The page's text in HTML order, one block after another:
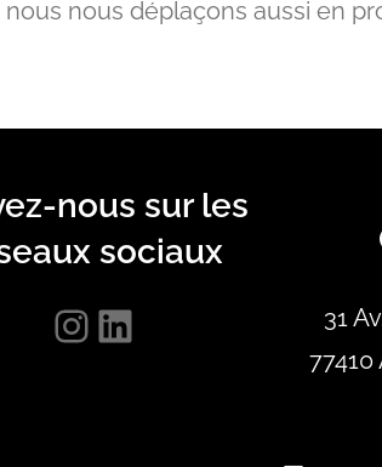
nous déplaçons aussi en
nous sur les
sociaux
InstagramLinkedIn
31